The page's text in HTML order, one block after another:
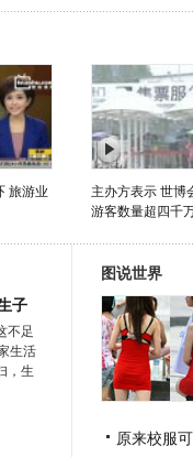
旅游业
主办方表示 世博
游客数量超四千
子
不足
生活
，生
图说世界
原来校服